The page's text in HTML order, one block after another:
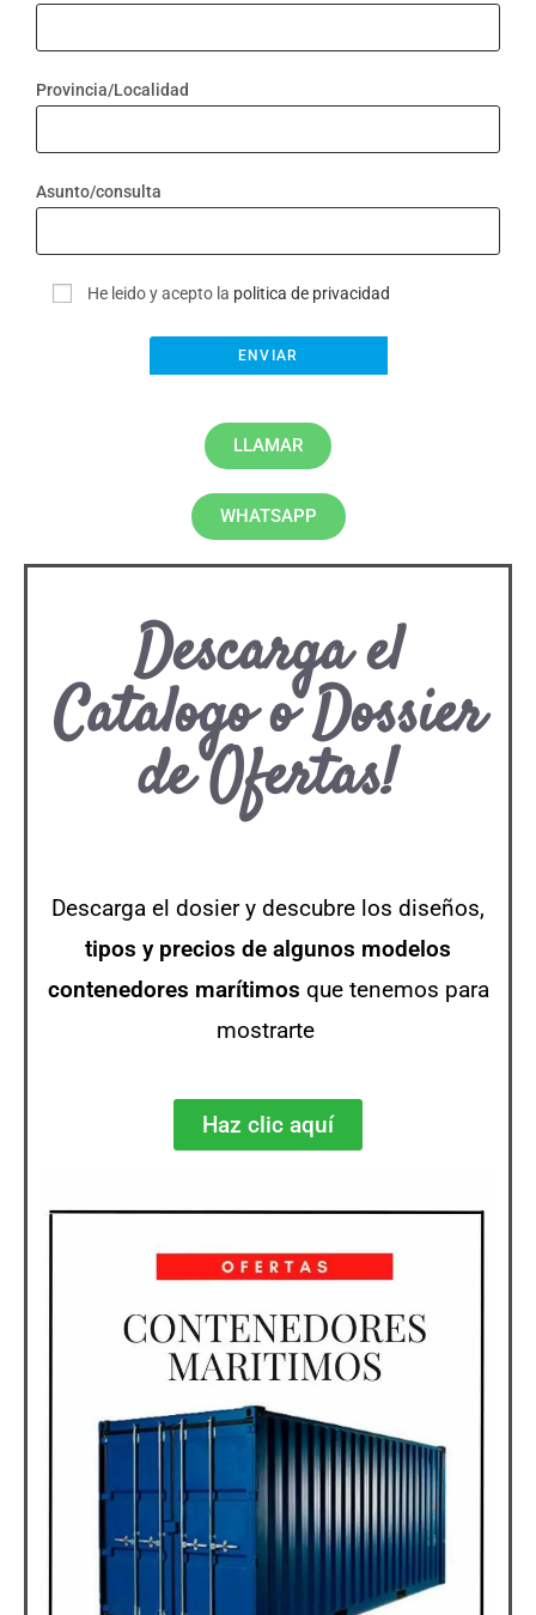
Provincia/Localidad
Asunto/consulta
He leido y acepto la politica de privacidad
LLAMAR
WHATSAPP
Descarga el
Catalogo o Dossier
de Ofertas!
Descarga el dosier y descubre los diseños,
tipos y precios de algunos modelos
contenedores marítimos que tenemos para
mostrarte
Haz clic aquí